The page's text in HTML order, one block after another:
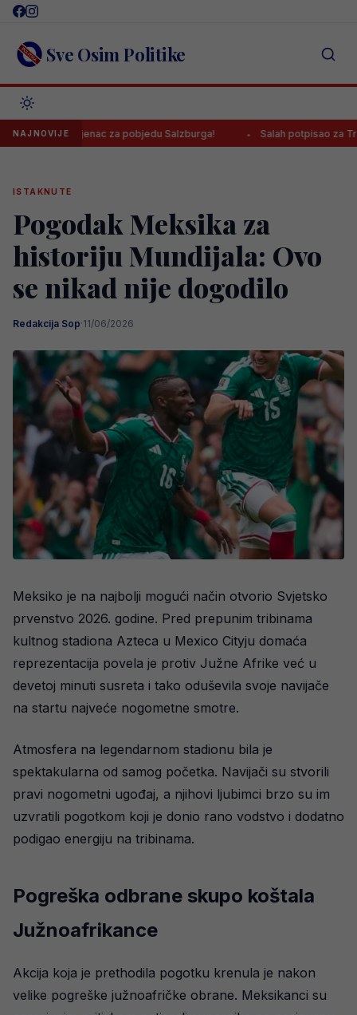
Skip
content Sve Osim Politike
NAJNOVIJE
prvijenac za pobjedu Salzburga! Salah potpisao za
ISTAKNUTE
Pogodak Meksika za
historiju Mundijala: Ovo
se nikad nije dogodilo
Redakcija Sop·11/06/2026
Meksiko je na najbolji mogući način otvorio Svjetsko
prvenstvo 2026. godine. Pred prepunim tribinama
kultnog stadiona Azteca u Mexico Cityju domaća
reprezentacija povela je protiv Južne Afrike već u
devetoj minuti susreta i tako oduševila svoje navijače
na startu najveće nogometne smotre.
Atmosfera na legendarnom stadionu bila je
spektakularna od samog početka. Navijači su stvorili
pravi nogometni ugođaj, a njihovi ljubimci brzo su im
uzvratili pogotkom koji je donio rano vodstvo i dodatno
podigao energiju na tribinama.
Pogreška odbrane skupo koštala
Južnoafrikance
Akcija koja je prethodila pogotku krenula je nakon
velike pogreške južnoafričke obrane. Meksikanci su